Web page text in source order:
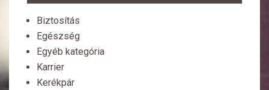
Biztosítás
Egészség
Egyéb kategória
Karrier
Kerékpár